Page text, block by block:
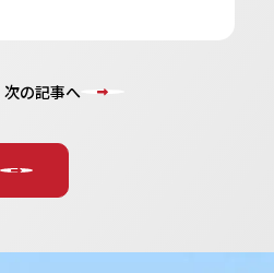
次の記事へ